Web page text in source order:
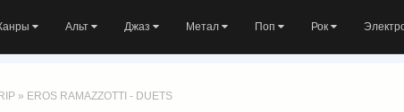
Альт Джаз Метал Поп Рок
» EROS RAMAZZOTTI - DUETS